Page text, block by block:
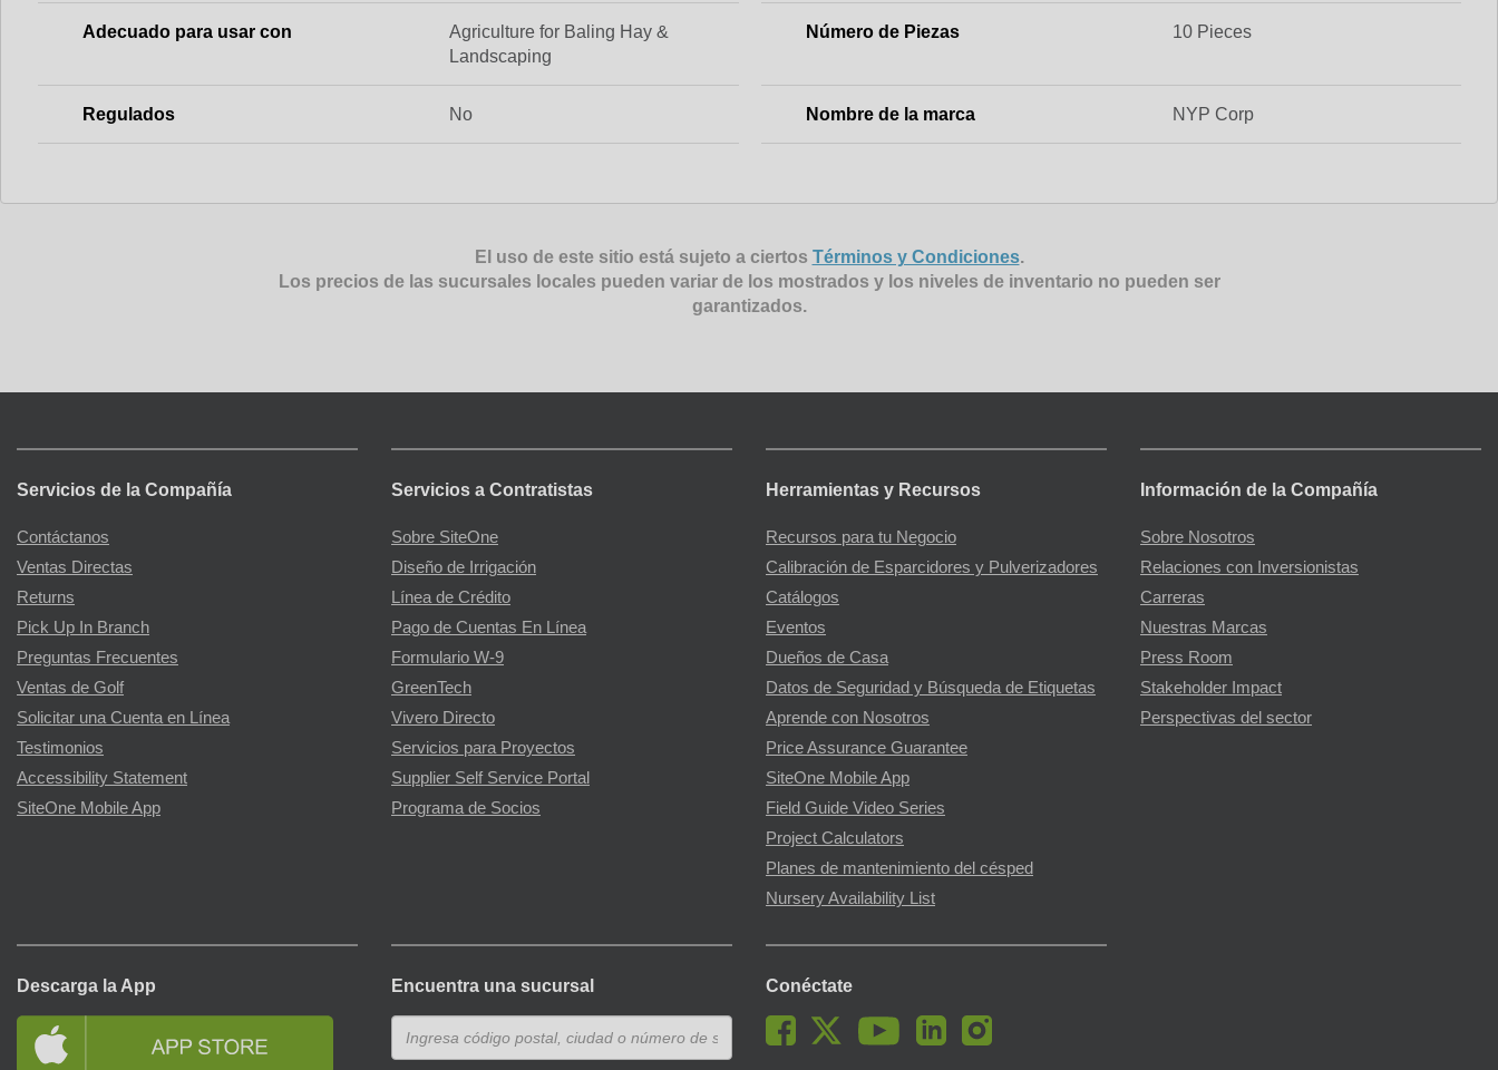
Adecuado para usar con
Agriculture for Baling Hay &
Landscaping
Número de Piezas 10 Pieces
Regulados No Nombre de la marca NYP Corp
El uso de este sitio está sujeto a ciertos Términos y Condiciones.
Los precios de las sucursales locales pueden variar de los mostrados y los niveles de inventario no pueden ser
garantizados.
Servicios de la Compañía
Contáctanos
Ventas Directas
Returns
Pick Up In Branch
Preguntas Frecuentes
Ventas de Golf
Solicitar una Cuenta en Línea
Testimonios
Accessibility Statement
SiteOne Mobile App
Servicios a Contratistas
Sobre SiteOne
Diseño de Irrigación
Línea de Crédito
Pago de Cuentas En Línea
Formulario W-9
GreenTech
Vivero Directo
Servicios para Proyectos
Supplier Self Service Portal
Programa de Socios
Herramientas y Recursos
Recursos para tu Negocio
Calibración de Esparcidores y Pulverizadores
Catálogos
Eventos
Dueños de Casa
Datos de Seguridad y Búsqueda de Etiquetas
Aprende con Nosotros
Price Assurance Guarantee
SiteOne Mobile App
Field Guide Video Series
Project Calculators
Planes de mantenimiento del césped
Nursery Availability List
Información de la Compañía
Sobre Nosotros
Relaciones con Inversionistas
Carreras
Nuestras Marcas
Press Room
Stakeholder Impact
Perspectivas del sector
Descarga la App Encuentra una sucursal Conéctate